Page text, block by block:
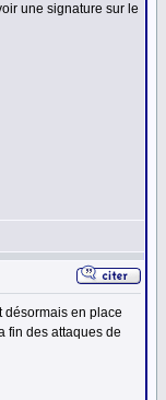
une signature sur le
désormais en place
fin des attaques de